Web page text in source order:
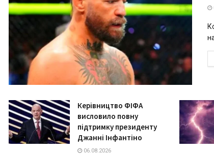
Керівництво ФІФА
висловило повну
підтримку президенту
Джанні Інфантіно
06.08.2026